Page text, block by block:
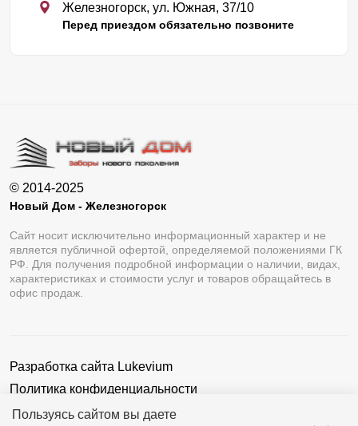
Пользуясь сайтом вы даете
Железногорск, ул. Южная, 37/10
Перед приездом обязательно позвоните
© 2014-2025
Новый Дом - Железногорск
Сайт носит исключительно информационный характер и не
является публичной офертой, определяемой положениями ГК
РФ. Для получения подробной информации о наличии, видах,
характеристиках и стоимости услуг и товаров обращайтесь в
офис продаж.
Разработка сайта Lukevium
Политика конфиденциальности
Пользовательское соглашение